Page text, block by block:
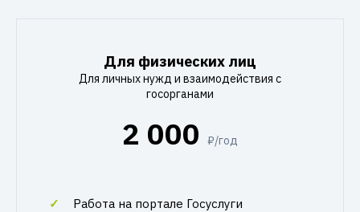
Для физических лиц
Для личных нужд и взаимодействия с
госорганами
2 000 ₽/год
Работа на портале Госуслуги